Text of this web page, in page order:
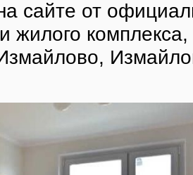
сайте от
комплекса,